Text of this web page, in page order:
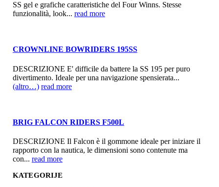
SS gel e grafiche caratteristiche del Four Winns. Stesse
funzionalità, look... read more
CROWNLINE BOWRIDERS 195SS
DESCRIZIONE E' difficile da battere la SS 195 per puro
divertimento. Ideale per una navigazione spensierata...
(altro…) read more
BRIG FALCON RIDERS F500L
DESCRIZIONE Il Falcon è il gommone ideale per iniziare il
rapporto con la nautica, le dimensioni sono contenute ma
con... read more
KATEGORIJE